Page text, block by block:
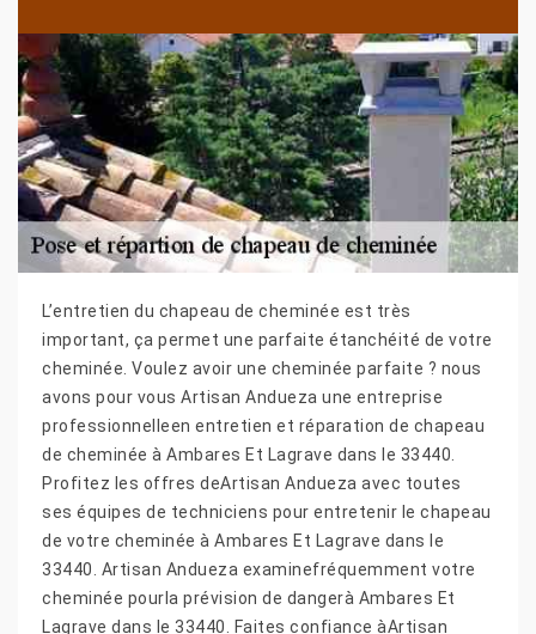
L’entretien du chapeau de cheminée est très
important, ça permet une parfaite étanchéité de votre
cheminée. Voulez avoir une cheminée parfaite ? nous
avons pour vous Artisan Andueza une entreprise
professionnelleen entretien et réparation de chapeau
de cheminée à Ambares Et Lagrave dans le 33440.
Profitez les offres deArtisan Andueza avec toutes
ses équipes de techniciens pour entretenir le chapeau
de votre cheminée à Ambares Et Lagrave dans le
33440. Artisan Andueza examinefréquemment votre
cheminée pourla prévision de dangerà Ambares Et
Lagrave dans le 33440. Faites confiance àArtisan